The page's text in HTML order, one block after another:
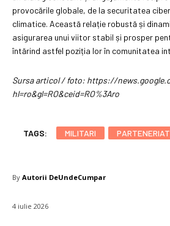
provocările globale, de la securitatea
climatice. Această relație robustă și
asigurarea unui viitor stabil și prosper
întărind astfel poziția lor în comunitatea
Sursa articol / foto: https://
hl=ro&gl=RO&ceid=RO%3Aro
TAGS: MILITARI PARTENERIAT
By Autorii DeUndeCumpar
4 iulie 2026